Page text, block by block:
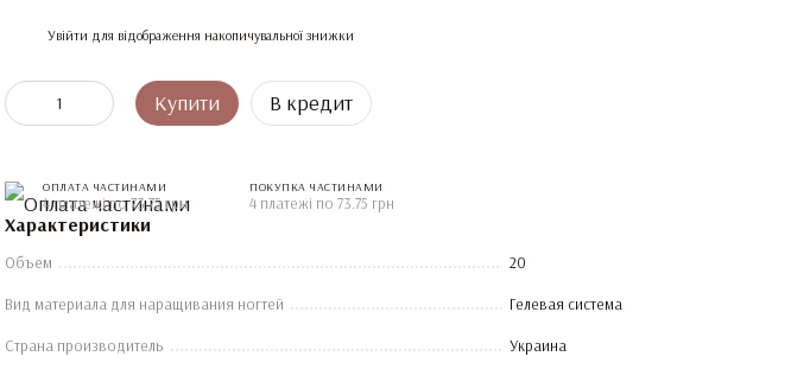
Увійти для відображення накопичувальної знижки
Купити В кредит
ОПЛАТА ЧАСТИНАМИ
4 платежі по 73.75 грн
ПОКУПКА ЧАСТИНАМИ
4 платежі по 73.75 грн
Характеристики
Объем 20
Вид материала для наращивания ногтей Гелевая система
Страна производитель Украина